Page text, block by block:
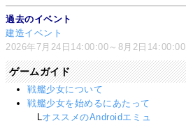
過去のイベント
建造イベント
2026年7月24日14:00:00～8月2日14:00:00
ゲームガイド
戦艦少女について
戦艦少女を始めるにあたって
LオススメのAndroidエミュ